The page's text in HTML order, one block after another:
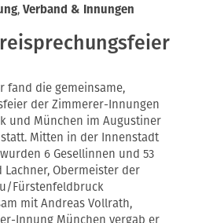
, Verband & Innungen
fand die gemeinsame,
der Zimmerer-Innungen
und München im Augustiner
Mitten in der Innenstadt
6 Gesellinnen und 53
Obermeister der
Fürstenfeldbruck
mit Andreas Vollrath,